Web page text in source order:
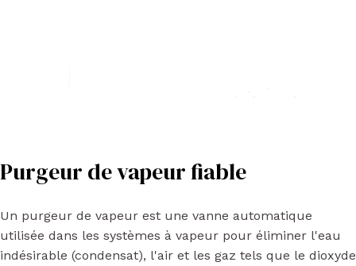
Purgeur de vapeur fiable
Un purgeur de vapeur est une vanne automatique
utilisée dans les systèmes à vapeur pour éliminer l'eau
indésirable (condensat), l'air et les gaz tels que le dioxyde